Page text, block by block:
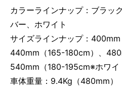
カラーラインナップ：ブラッ
バー、ホワイト
サイズラインナップ：400mm
440mm（165-180cm）、
540mm（180-195cm※ホワイ
車体重量：9.4Kg（480mm）